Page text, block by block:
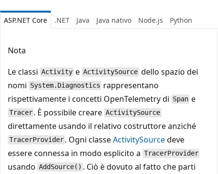
ASP.NET Core .NET Java Java nativo Node.js Python
Nota
Le classi Activity e ActivitySource dello spazio dei
nomi System.Diagnostics rappresentano
rispettivamente i concetti OpenTelemetry di Span e
Tracer . È possibile creare ActivitySource
direttamente usando il relativo costruttore anziché
TracerProvider . Ogni classeActivitySourcedeve
essere connessa in modo esplicito a TracerProvider
usando AddSource() . Ciò è dovuto al fatto che parti